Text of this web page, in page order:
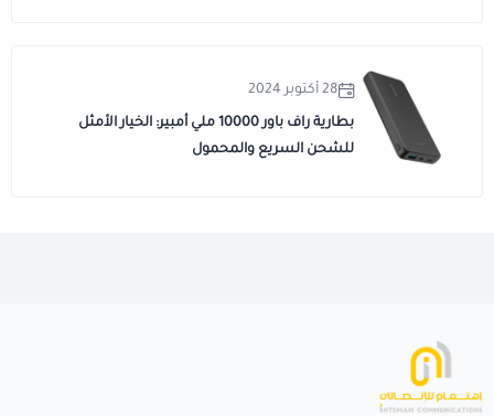
28 أكتوبر 2024
بطارية راف باور 10000 ملي أمبير: الخيار الأمثل
للشحن السريع والمحمول